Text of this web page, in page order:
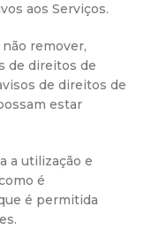
aos Serviços.
remover,
de direitos de
de direitos de
estar
a utilização e
é
é permitida